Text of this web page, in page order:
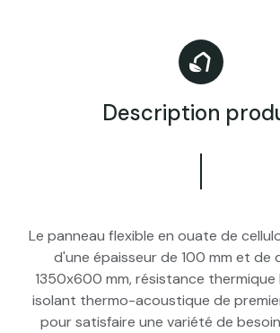
Description
Le panneau flexible en ouate de
d'une épaisseur de 100 mm et de
1350x600 mm, résistance thermique
isolant thermo-acoustique de
pour satisfaire une variété de